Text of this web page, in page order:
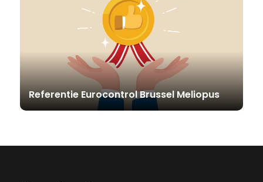
Referentie Eurocontrol Brussel Meliopus